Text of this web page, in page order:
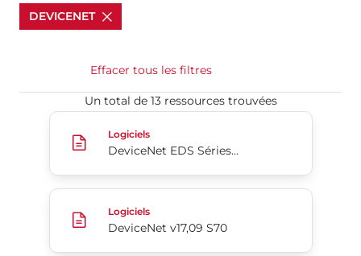
DEVICENET
Effacer tous les filtres
Un total de 13 ressources trouvées​​​​​​​
DeviceNet EDS Séries 5B/5C
Logiciels
DeviceNet EDS Séries 5B/5C
DeviceNet v17,09 S70
Logiciels
DeviceNet v17,09 S70